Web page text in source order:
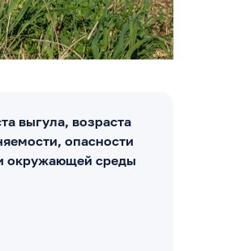
выгула, возраста
опасности
окружающей среды